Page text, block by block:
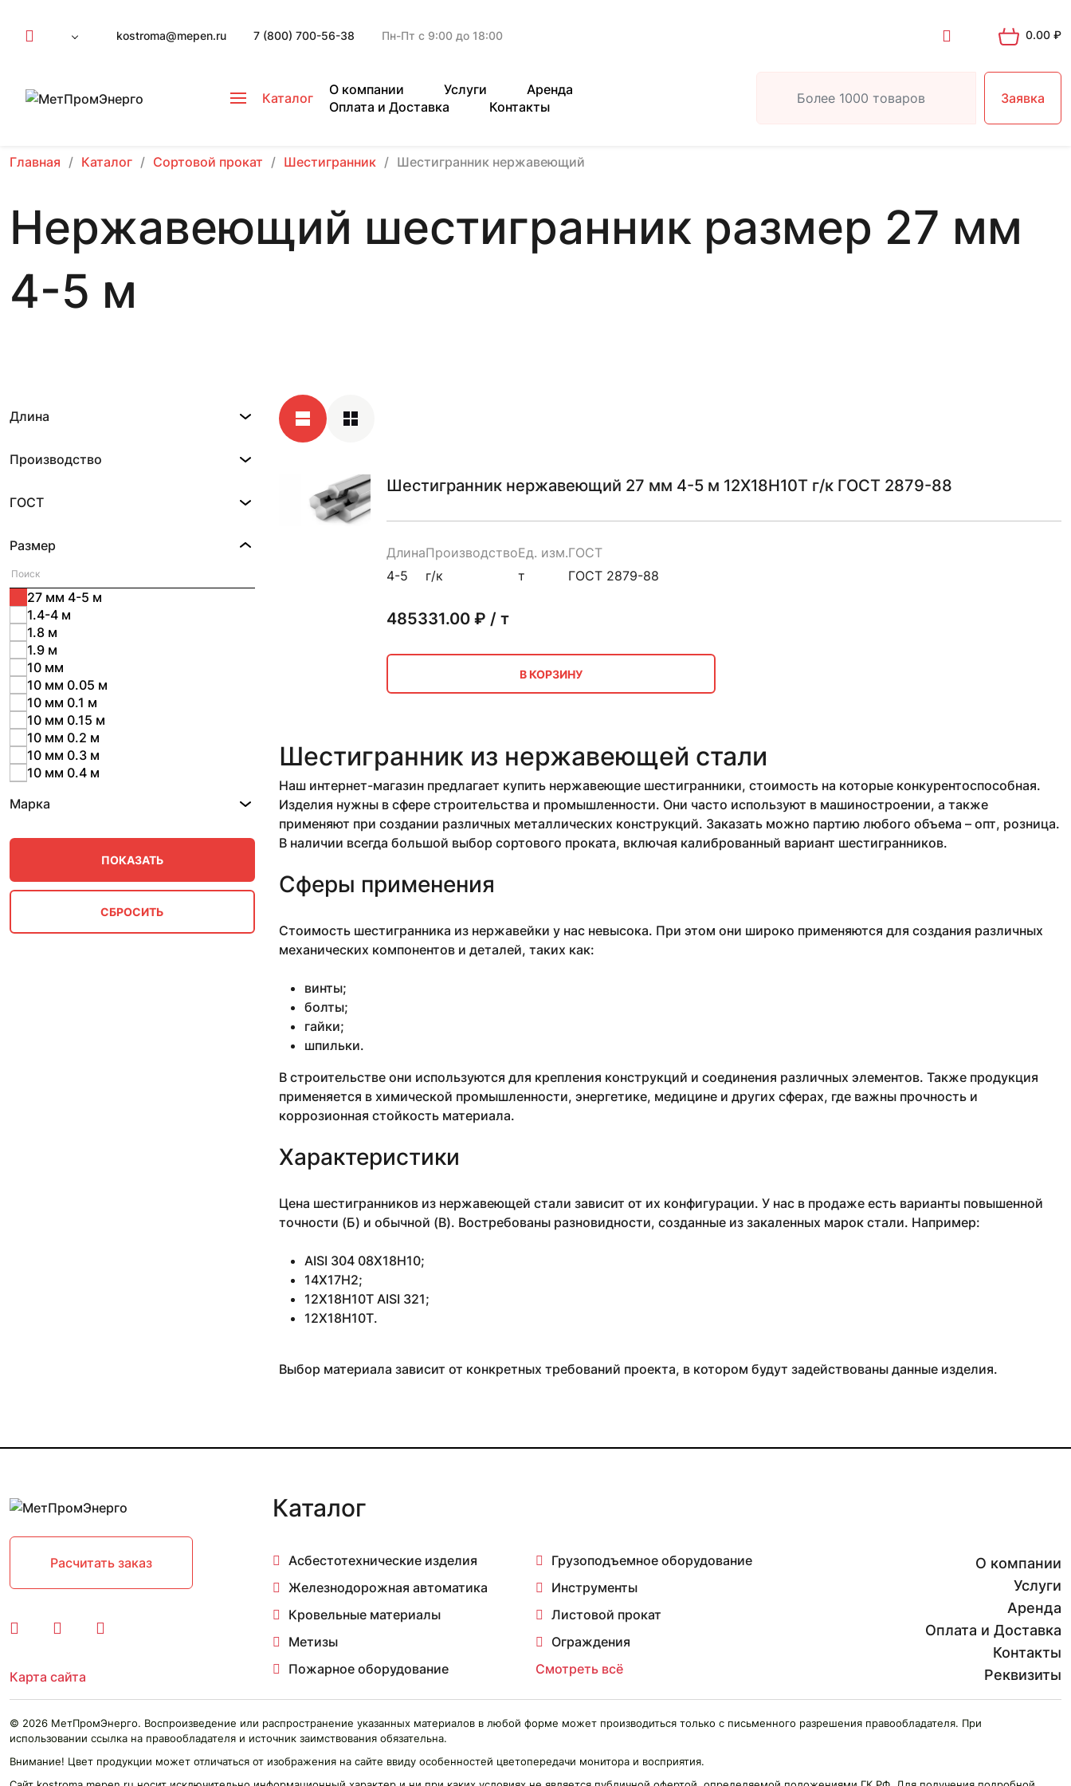
kostroma@mepen.ru 7 (800) 700-56-38 Пн-Пт с 9:00 до 18:00 0.00 ₽
Каталог
О компании Услуги
Аренда
Оплата и Доставка
Контакты
Заявка
Главная Каталог Сортовой прокат Шестигранник Шестигранник нержавеющий
Нержавеющий шестигранник размер 27 мм
4-5 м
Длина
Производство
ГОСТ
Размер
1.4-4 м
1.8 м
1.9 м
10 мм
10 мм 0.05 м
10 мм 0.1 м
10 мм 0.15 м
10 мм 0.2 м
10 мм 0.3 м
10 мм 0.4 м
10 мм 0.57 м
10 мм 0.78 м
10 мм 0.79-1 м
10 мм 0.87 м
10 мм 1 м
10 мм 1.25-1.97 м
10 мм 1.42-1.5 м
11 мм 3.26-4.7 м
11 мм 4.1 м
12 мм
12 мм 0.1 м
12 мм 0.15 м
12 мм 0.2 м
12 мм 0.3 м
12 мм 0.4 м
12 мм 0.455 м
27 мм 4-5 м
Марка
Шестигранник нержавеющий 27 мм 4-5 м 12Х18Н10Т г/к ГОСТ 2879-88
Длина
4-5
Производство
г/к
Ед. изм.
т
ГОСТ
ГОСТ 2879-88
485331.00₽ / т
В КОРЗИНУ
Шестигранник из нержавеющей стали
Наш интернет-магазин предлагает купить нержавеющие шестигранники, стоимость на которые конкурентоспособная.
Изделия нужны в сфере строительства и промышленности. Они часто используют в машиностроении, а также
применяют при создании различных металлических конструкций. Заказать можно партию любого объема – опт, розница.
В наличии всегда большой выбор сортового проката, включая калиброванный вариант шестигранников.
Сферы применения
Стоимость шестигранника из нержавейки у нас невысока. При этом они широко применяются для создания различных
механических компонентов и деталей, таких как:
винты;
болты;
гайки;
шпильки.
В строительстве они используются для крепления конструкций и соединения различных элементов. Также продукция
применяется в химической промышленности, энергетике, медицине и других сферах, где важны прочность и
коррозионная стойкость материала.
Характеристики
Цена шестигранников из нержавеющей стали зависит от их конфигурации. У нас в продаже есть варианты повышенной
точности (Б) и обычной (В). Востребованы разновидности, созданные из закаленных марок стали. Например:
AISI 304 08Х18Н10;
14Х17Н2;
12Х18Н10Т AISI 321;
12Х18Н10Т.
Выбор материала зависит от конкретных требований проекта, в котором будут задействованы данные изделия.
Расчитать заказ
Карта сайта
Каталог
Асбестотехнические изделия
Грузоподъемное оборудование
Железнодорожная автоматика
Инструменты
Кровельные материалы
Листовой прокат
Метизы
Ограждения
Пожарное оборудование
Смотреть всё
О компании
Услуги
Аренда
Оплата и Доставка
Контакты
Реквизиты
© 2026 МетПромЭнерго. Воспроизведение или распространение указанных материалов в любой форме может производиться только с письменного разрешения правообладателя. При
использовании ссылка на правообладателя и источник заимствования обязательна.
Внимание! Цвет продукции может отличаться от изображения на сайте ввиду особенностей цветопередачи монитора и восприятия.